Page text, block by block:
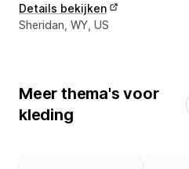
Details bekijken
Contactgegevens ontwerper
Sheridan, WY, US
Meer thema's voor
kleding